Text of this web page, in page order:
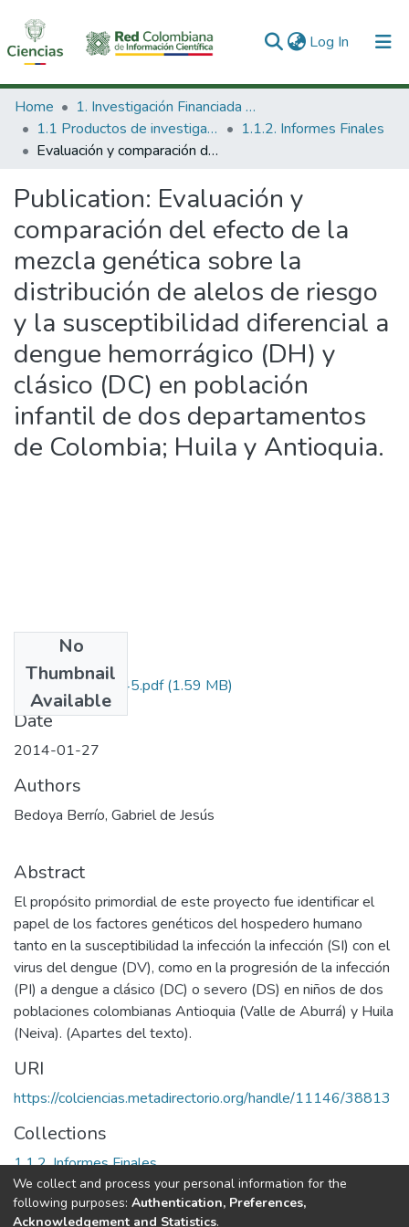
Log In (current)
Communities & Collections
All of DSpace
Home
1. Investigación Financiada con Recursos Públicos
1.1 Productos de investigación
1.1.2. Informes Finales
Evaluación y comparación del efecto de la mezcla genética sobre la distribución de alelos de riesgo y la susceptibilidad diferencial a dengue hemorrágico (DH) y clásico (DC) en población infantil de dos departamentos de Colombia; Huila y Antioquia.
Publication: Evaluación y
comparación del efecto de la
mezcla genética sobre la
distribución de alelos de riesgo
y la susceptibilidad diferencial a
dengue hemorrágico (DH) y
clásico (DC) en población
infantil de dos departamentos
de Colombia; Huila y Antioquia.
No
Thumbnail
Available
111549326145.pdf(1.59 MB)
Date
2014-01-27
Authors
Bedoya Berrío, Gabriel de Jesús
Abstract
El propósito primordial de este proyecto fue identificar el
papel de los factores genéticos del hospedero humano
tanto en la susceptibilidad la infección la infección (SI) con el
virus del dengue (DV), como en la progresión de la infección
(PI) a dengue a clásico (DC) o severo (DS) en niños de dos
poblaciones colombianas Antioquia (Valle de Aburrá) y Huila
(Neiva). (Apartes del texto).
URI
https://colciencias.metadirectorio.org/handle/11146/38813
Collections
1.1.2. Informes Finales
Full item page
We collect and process your personal information for the
following purposes: Authentication, Preferences,
Acknowledgement and Statistics.